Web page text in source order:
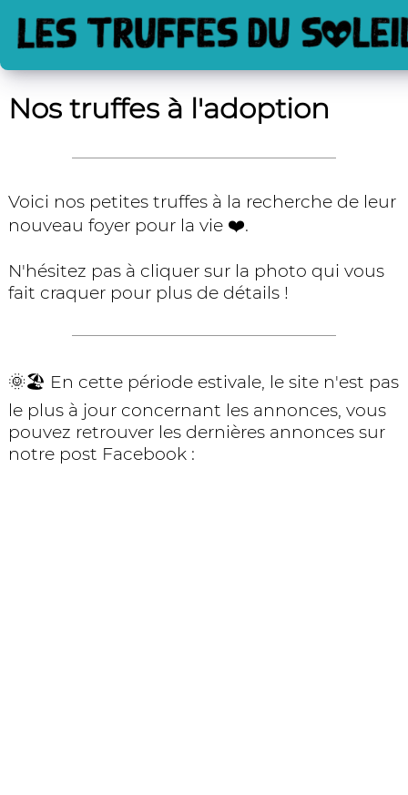
Nos truffes à l'adoption
Comment adopter ?
Comment nous aider ?
Nos bénévoles
Partenariats
Nos truffes à l'adoption
Voici nos petites truffes à la recherche de leur
nouveau foyer pour la vie ❤️.
N'hésitez pas à cliquer sur la photo qui vous
fait craquer pour plus de détails !
🌞🏖️ En cette période estivale, le site n'est pas
le plus à jour concernant les annonces, vous
pouvez retrouver les dernières annonces sur
notre post Facebook :